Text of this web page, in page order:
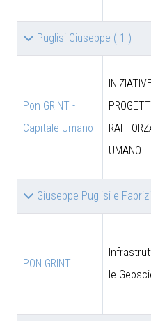
Puglisi Giuseppe ( 1 )
Pon GRINT -
Capitale Umano
UMANO
Giuseppe Puglisi e
PON GRINT
le